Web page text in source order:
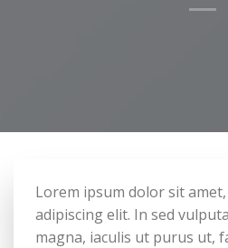
Lorem ipsum dolor sit
adipiscing elit. In sed
magna, iaculis ut purus ut,